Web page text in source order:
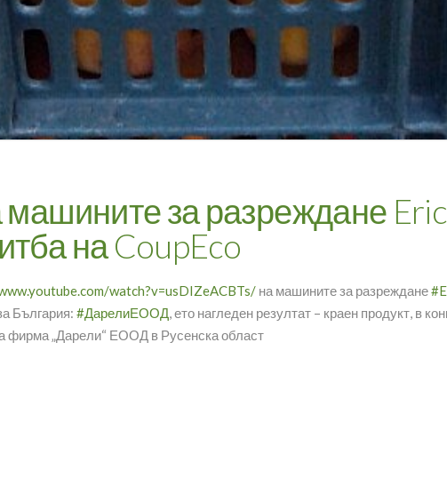
машините за разреждане
на CoupEco
watch?v=usDIZeACBTs/ на машините за разреждане
България: #ДарелиЕООД, ето нагледен резултат – краен продукт, в
фирма „Дарели“ ЕООД в Русенска област